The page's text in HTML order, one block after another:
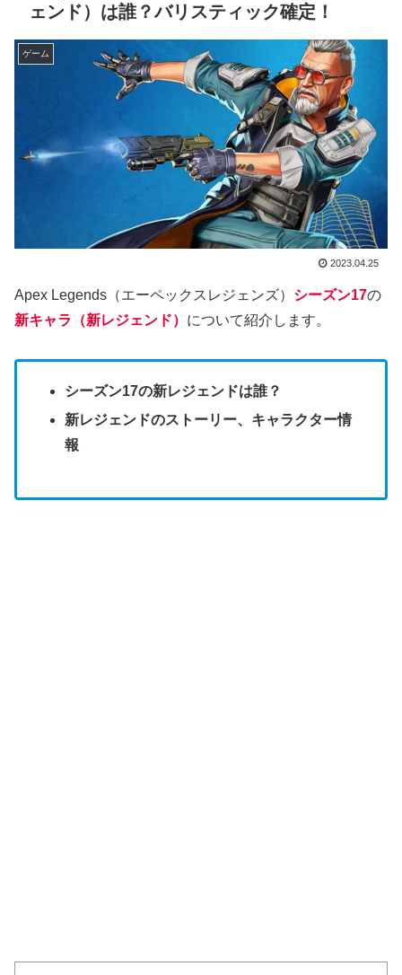
ェンド）は誰？バリスティック確定！
ゲーム
2023.04.25
Apex Legends（エーペックスレジェンズ） シーズン17の
新キャラ（新レジェンド） について紹介します。
シーズン17の新レジェンドは誰？
新レジェンドのストーリー、キャラクター情
報